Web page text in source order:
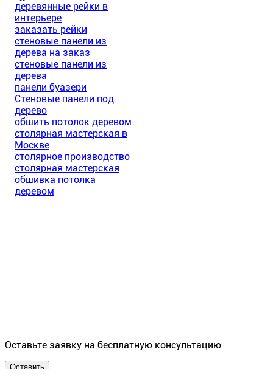
деревянные рейки в
интерьере
заказать рейки
стеновые панели из
дерева на заказ
стеновые панели из
дерева
панели буазери
Стеновые панели под
дерево
обшить потолок деревом
столярная мастерская в
Москве
столярное производство
столярная мастерская
обшивка потолка
деревом
Оставьте заявку на бесплатную консультацию
Оставить